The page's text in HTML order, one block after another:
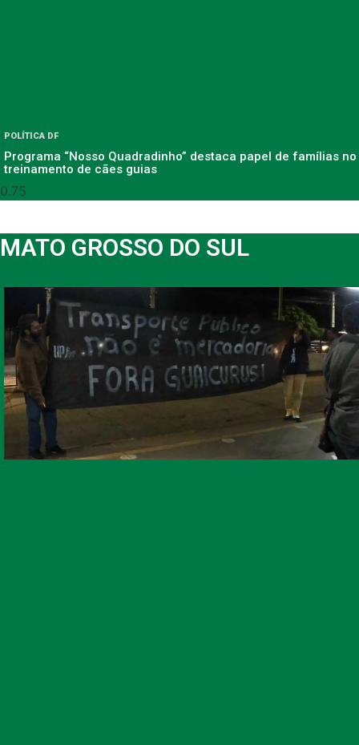
POLÍTICA DF
Programa “Nosso Quadradinho” destaca papel de famílias no
treinamento de cães guias
MATO GROSSO DO SUL